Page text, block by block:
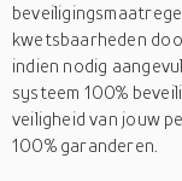
kwetsbaarheden
indien nodig
systeem 100%
veiligheid van jouw
100% garanderen.